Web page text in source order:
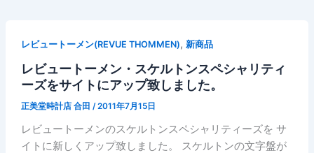
レビュートーメン(REVUE THOMMEN), 新商品
レビュートーメン・スケルトンスペシャリティ
ーズをサイトにアップ致しました。
正美堂時計店 合田 /2011年7月15日
レビュートーメンのスケルトンスペシャリティーズを サ
イトに新しくアップ致しました。 スケルトンの文字盤が